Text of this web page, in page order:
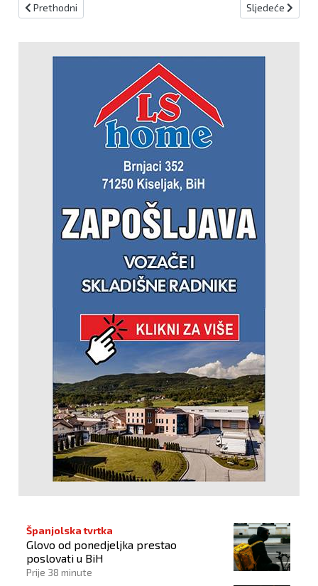
Prethodni članak: Izdavanje okolišne dozvole za
Prethodni Sljedeći
Sljedeće
Španjolska tvrtka
Glovo od ponedjeljka prestao
poslovati u BiH
Prije 38 minute